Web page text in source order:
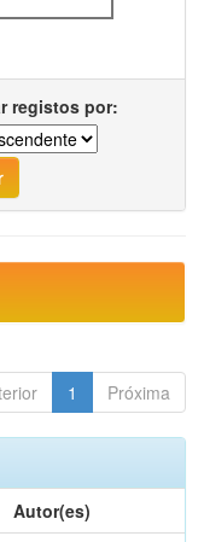
registos por:
1 Próxima
Autor(es)